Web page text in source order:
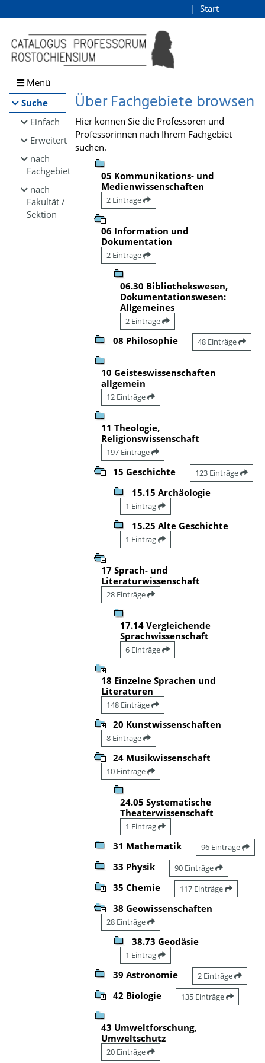
Browsen
direkt zum Inhalt
Start
Menü
Suche
Einfach
Erweitert
nach
Fachgebiet
nach
Fakultät /
Sektion
Über Fachgebiete browsen
Hier können Sie die Professoren und
Professorinnen nach Ihrem Fachgebiet
suchen.
05 Kommunikations- und
Medienwissenschaften
2 Einträge
06 Information und
Dokumentation
2 Einträge
06.30 Bibliothekswesen,
Dokumentationswesen:
Allgemeines
2 Einträge
08 Philosophie 48 Einträge
10 Geisteswissenschaften
allgemein
12 Einträge
11 Theologie,
Religionswissenschaft
197 Einträge
15 Geschichte 123 Einträge
15.15 Archäologie
1 Eintrag
15.25 Alte Geschichte
1 Eintrag
17 Sprach- und
Literaturwissenschaft
28 Einträge
17.14 Vergleichende
Sprachwissenschaft
6 Einträge
18 Einzelne Sprachen und
Literaturen
148 Einträge
20 Kunstwissenschaften
8 Einträge
24 Musikwissenschaft
10 Einträge
24.05 Systematische
Theaterwissenschaft
1 Eintrag
31 Mathematik 96 Einträge
33 Physik 90 Einträge
35 Chemie 117 Einträge
38 Geowissenschaften
28 Einträge
38.73 Geodäsie
1 Eintrag
39 Astronomie 2 Einträge
42 Biologie 135 Einträge
43 Umweltforschung,
Umweltschutz
20 Einträge